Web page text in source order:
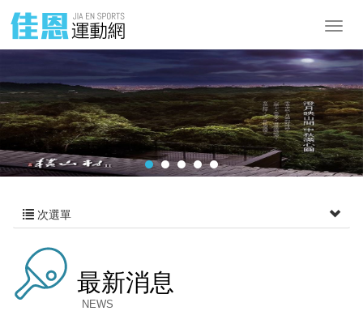
次選單
最新消息
NEWS